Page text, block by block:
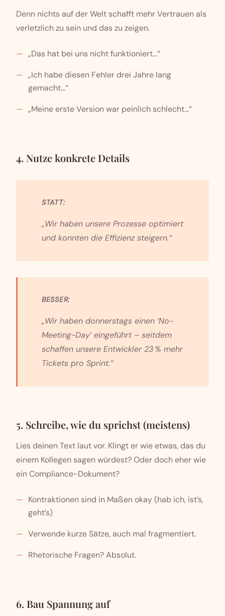
Denn nichts auf der Welt schafft mehr Vertrauen als
verletzlich zu sein und das zu zeigen.
„Das hat bei uns nicht funktioniert...“
„Ich habe diesen Fehler drei Jahre lang
gemacht...“
„Meine erste Version war peinlich schlecht...“
4. Nutze konkrete Details
STATT:
„Wir haben unsere Prozesse optimiert
und konnten die Effizienz steigern.“
BESSER:
„Wir haben donnerstags einen ‘No-
Meeting-Day’ eingeführt – seitdem
schaffen unsere Entwickler 23 % mehr
Tickets pro Sprint.“
5. Schreibe, wie du sprichst (meistens)
Lies deinen Text laut vor. Klingt er wie etwas, das du
einem Kollegen sagen würdest? Oder doch eher wie
ein Compliance-Dokument?
Kontraktionen sind in Maßen okay (hab ich, ist’s,
geht’s)
Verwende kurze Sätze, auch mal fragmentiert.
Rhetorische Fragen? Absolut.
6. Bau Spannung auf